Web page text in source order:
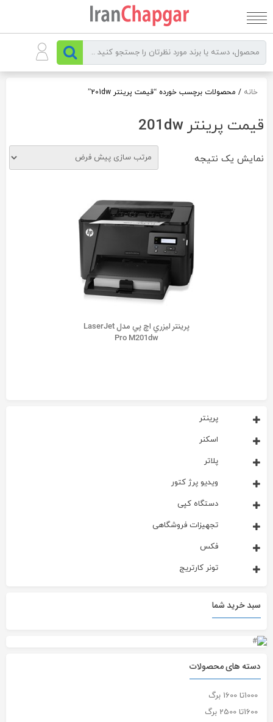
به
خانه / محصولات برچسب خورده “قیمت پرینتر 201dw”
قیمت پرینتر 201dw
نمایش یک نتیجه
پرينتر ليزري اچ پي مدل LaserJet
Pro M201dw
پرینتر
اسکنر
پلاتر
ویدیو پرژ کتور
دستگاه کپی
تجهیزات فروشگاهی
فکس
تونر کارتریج
سبد خرید شما
دسته های محصولات
1000تا 1600 برگ
1600تا 2500 برگ